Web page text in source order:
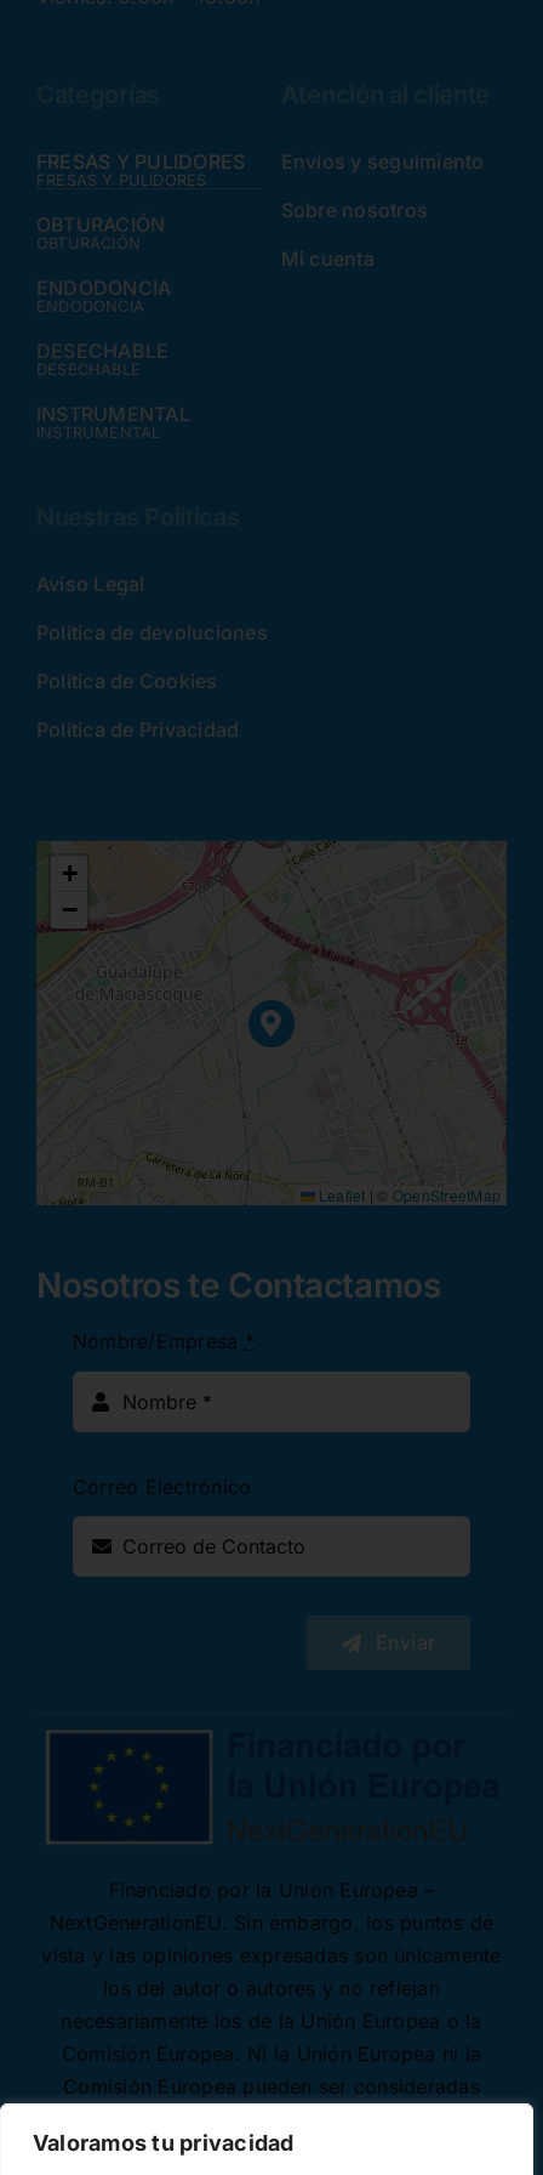
Valoramos tu privacidad
FRESAS Y PULIDORES
FRESAS Y PULIDORES
OBTURACIÓN
OBTURACIÓN
ENDODONCIA
ENDODONCIA
DESECHABLE
DESECHABLE
INSTRUMENTAL
INSTRUMENTAL
Envíos y seguimiento
Sobre nosotros
Mi cuenta
Aviso Legal
Política de devoluciones
Política de Cookies
Política de Privacidad
+
−
Leaflet | © OpenStreetMap
Nosotros te Contactamos
Nombre/Empresa *
Correo Electrónico
Enviar
Financiado por la Unión Europea –
NextGenerationEU. Sin embargo, los puntos de
vista y las opiniones expresadas son únicamente
los del autor o autores y no reflejan
necesariamente los de la Unión Europea o la
Comisión Europea. Ni la Unión Europea ni la
Comisión Europea pueden ser consideradas